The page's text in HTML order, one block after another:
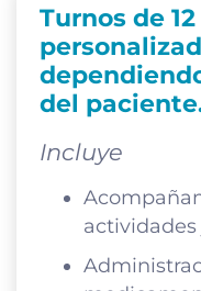
Turnos de
del
Incluye